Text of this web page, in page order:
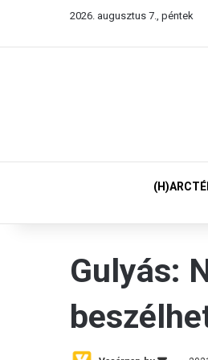
2026. augusztus 7., péntek
Gulyás: